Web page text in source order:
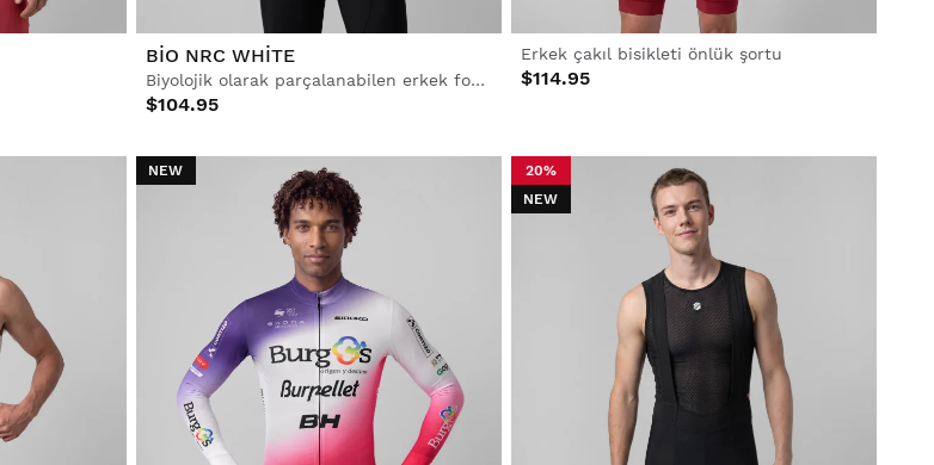
BIO NRC WHITE
Biyolojik olarak parçalanabilen erkek forması
$104.95
Erkek çakıl bisikleti önlük şortu
$114.95
NEW
20%
NEW